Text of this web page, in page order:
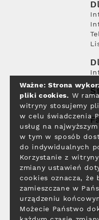
Ważne: Strona
pliki cookies. W
witryny stosujemy
w celu świadczenia
usług na
w tym w sposób
do indywidualnych
Korzystanie z
zmiany ustawień
cookies oznacza, że
zamieszczane w
urządzeniu
Możecie Państwo